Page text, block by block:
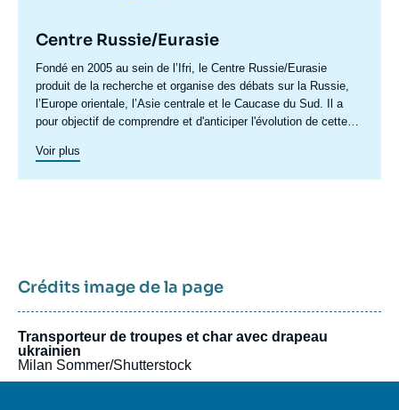
Centre Russie/Eurasie
Accroche
centre
Fondé en 2005 au sein de l’Ifri, le Centre Russie/Eurasie
produit de la recherche et organise des débats sur la Russie,
l’Europe orientale, l’Asie centrale et le Caucase du Sud. Il a
pour objectif de comprendre et d'anticiper l'évolution de cette
débat public en France et en Europe, et pour aider à la décision
Voir plus
Crédits image de la page
Transporteur de troupes et char avec drapeau
ukrainien
Milan Sommer/Shutterstock